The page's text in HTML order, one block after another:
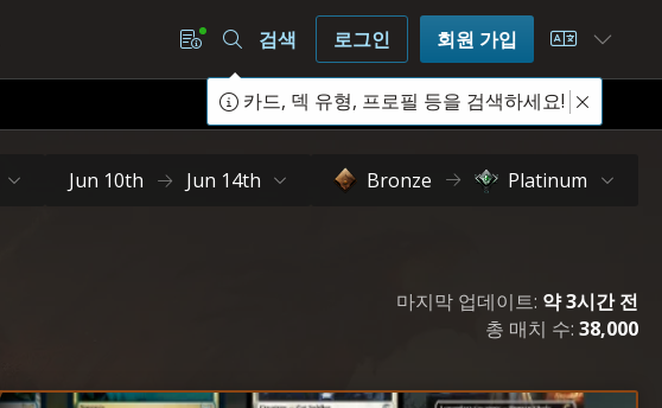
검색
카드, 덱 유형, 프로필 등을 검색하세요!
로그인 회원 가입 Choose
Jun 10th Jun 14th Bronze Platinum
마지막 업데이트: 약 3시간 전
총 매치 수: 38,000